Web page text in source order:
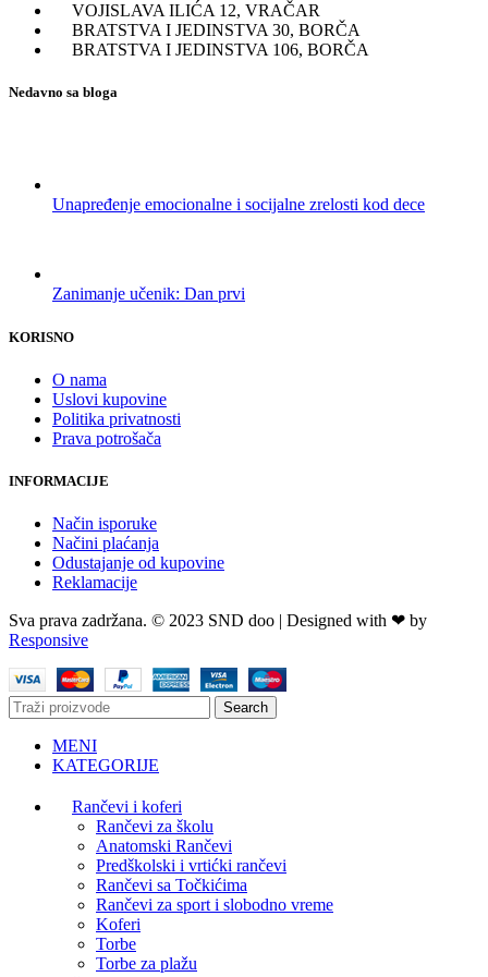
VOJISLAVA ILIĆA 12, VRAČAR
BRATSTVA I JEDINSTVA 30, BORČA
BRATSTVA I JEDINSTVA 106, BORČA
Nedavno sa bloga
Unapređenje emocionalne i socijalne zrelosti kod dece
Zanimanje učenik: Dan prvi
KORISNO
O nama
Uslovi kupovine
Politika privatnosti
Prava potrošača
INFORMACIJE
Način isporuke
Načini plaćanja
Odustajanje od kupovine
Reklamacije
Sva prava zadržana. © 2023 SND doo | Designed with ❤ by
Responsive
Search
MENI
KATEGORIJE
Rančevi i koferi
Rančevi za školu
Anatomski Rančevi
Predškolski i vrtićki rančevi
Rančevi sa Točkićima
Rančevi za sport i slobodno vreme
Koferi
Torbe
Torbe za plažu